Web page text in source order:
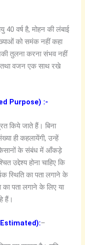
वर्ष है, मोहन की लंबाई
को समंक नहीं कहा
तुलना करना संभव नहीं
तथा वजन एक साथ रखे
Purpose) :-
किये जाते हैं। बिना
ही कहलायेंगी, उन्हें
किसानों के संबंध में आँकड़े
उद्देश्य होना चाहिए कि
स्थिति का पता लगाने के
पता लगाने के लिए या
हैं।
Estimated):–